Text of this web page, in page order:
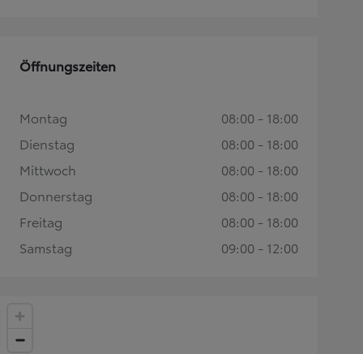
Öffnungszeiten
Montag
08:00 - 18:00
Dienstag
08:00 - 18:00
Mittwoch
08:00 - 18:00
Donnerstag
08:00 - 18:00
Freitag
08:00 - 18:00
Samstag
09:00 - 12:00